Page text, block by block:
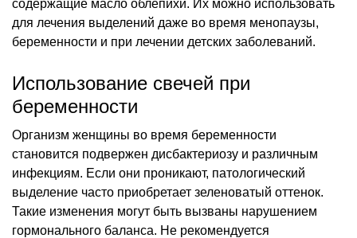
содержащие масло облепихи. Их можно использовать
для лечения выделений даже во время менопаузы,
беременности и при лечении детских заболеваний.
Использование свечей при
беременности
Организм женщины во время беременности
становится подвержен дисбактериозу и различным
инфекциям. Если они проникают, патологический
выделение часто приобретает зеленоватый оттенок.
Такие изменения могут быть вызваны нарушением
гормонального баланса. Не рекомендуется